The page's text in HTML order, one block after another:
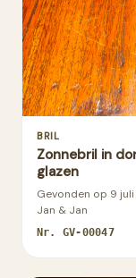
BRIL
Zonnebril in
glazen
Gevonden op 9
Jan & Jan
Nr. GV-00047